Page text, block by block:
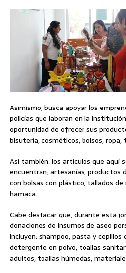
Asimismo, busca apoyar los
policías que laboran en la
oportunidad de ofrecer sus
bisutería, cosméticos, bolsos,
Así también, los artículos que aquí
encuentran; artesanías, productos
con bolsas con plástico, tallados
hamaca.
Cabe destacar que, durante esta
donaciones de insumos de aseo
incluyen: shampoo, pasta y cepillos
detergente en polvo, toallas
adultos, toallas húmedas,